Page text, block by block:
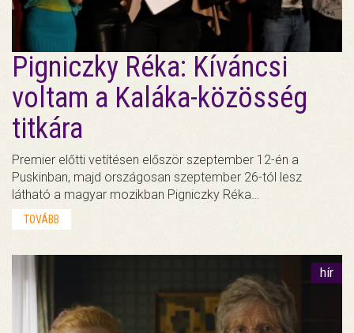
Pigniczky Réka: Kíváncsi
voltam a Kaláka-közösség
titkára
Premier előtti vetítésen először szeptember 12-én a
Puskinban, majd országosan szeptember 26-tól lesz
látható a magyar mozikban Pigniczky Réka…
TOVÁBB
hír